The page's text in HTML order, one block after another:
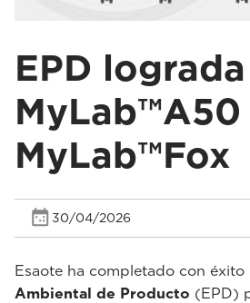
EPD
MyLab™A50
MyLab™Fox
30/04/2026
Esaote ha completado con éxito
Ambiental de Producto (EPD)